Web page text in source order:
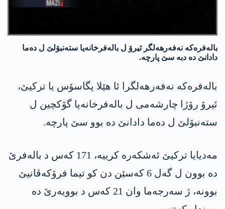
بالەفرەکە نەفەرهەلگر ئیرۆ ل بالەفرخانەیا ستەنبۆلێ ل دەما
دادانێ دە دبە سێ پارچە.
بالەفرەکە نەفەرهەلگرا ئا هێلا پگاسۆس یا ترکیێ،
ئیرۆ رۆژا چارشه‌می ل بالەفرخانەیا گۆکچین ل
ستەنبۆلێ ل دەما دادانێ دە بوو سێ پارچە.
مه‌دیایا تركیێ ئه‌شكه‌ره‌ كرییه‌، 171 كه‌س د باله‌فرێ
ده‌ بوون ل گه‌ل 6 كه‌سێن دن كو تیما فرۆكه‌ڤانیێ
بوونه‌، ژ سه‌رجه‌ما وان 21 كه‌س د بوویه‌رێ ده‌